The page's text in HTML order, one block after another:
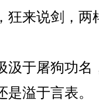
狂来说剑，两
汲于屠狗功
溢于言表。